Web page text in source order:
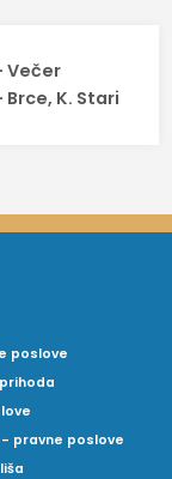
Večer
K. Stari
poslove
pravne poslove